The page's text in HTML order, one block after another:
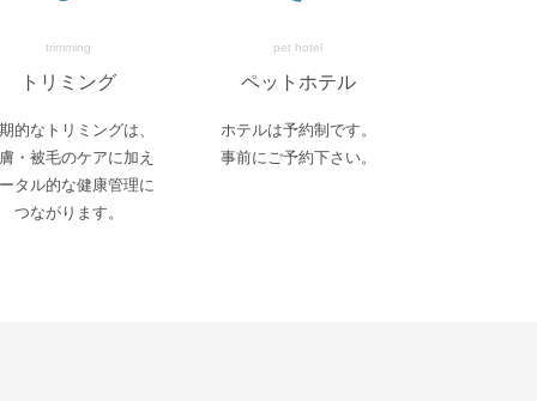
trimming
トリミング
的なトリミングは、
・被毛のケアに加え
ータル的な健康管理に
つながります。
pet hotel
ペットホテル
ホテルは予約制です。
事前にご予約下さい。